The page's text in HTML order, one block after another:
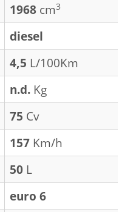
1968 cm3
diesel
4,5 L/100Km
n.d. Kg
75 Cv
157 Km/h
50 L
euro 6